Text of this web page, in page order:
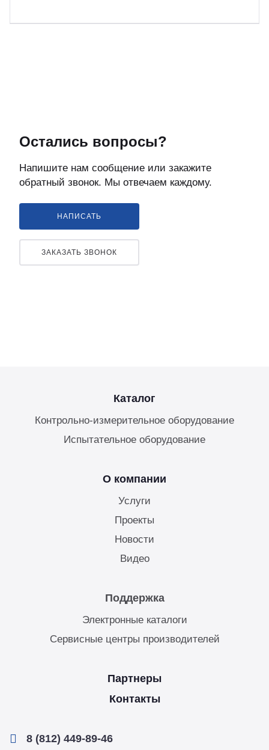
Остались вопросы?
Напишите нам сообщение или закажите
обратный звонок. Мы отвечаем каждому.
НАПИСАТЬ
ЗАКАЗАТЬ ЗВОНОК
Каталог
Контрольно-измерительное оборудование
Испытательное оборудование
О компании
Услуги
Проекты
Новости
Видео
Поддержка
Электронные каталоги
Сервисные центры производителей
Партнеры
Контакты
8 (812) 449-89-46